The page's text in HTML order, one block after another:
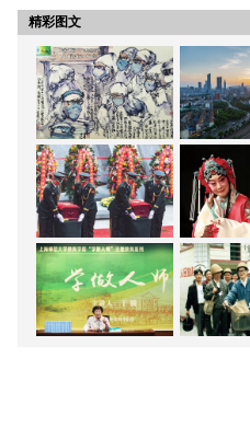
精彩图文